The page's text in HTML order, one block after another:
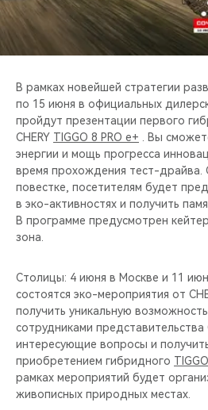
CHERY И СПОРТ
НАШИ МЕРОПРИЯТИЯ
ВИДЕООБЗОРЫ
CHERY ДЛЯ ДЕТЕЙ
В рамках новейшей стратегии
по 15 июня в официальных
пройдут презентации первого
CHERY TIGGO 8 PRO e+ . Вы
энергии и мощь прогресса
время прохождения тест-драйва.
повестке, посетителям будет
в эко-активностях и получить
В программе предусмотрен
зона.
Столицы: 4 июня в Москве и 11
состоятся эко-мероприятия от
получить уникальную
сотрудниками представительства
интересующие вопросы и
приобретением гибридного
рамках мероприятий будет
живописных природных местах.